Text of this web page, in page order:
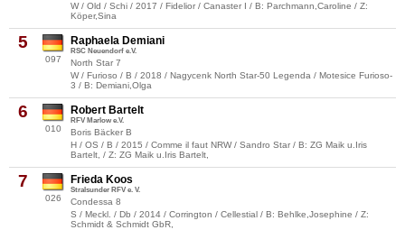
W / Old / Schi / 2017 / Fidelior / Canaster I / B: Parchmann,Caroline / Z:
Köper,Sina
5
097
Raphaela Demiani
RSC Neuendorf e.V.
North Star 7
W / Furioso / B / 2018 / Nagycenk North Star-50 Legenda / Motesice Furioso-
3 / B: Demiani,Olga
6
010
Robert Bartelt
RFV Marlow e.V.
Boris Bäcker B
H / OS / B / 2015 / Comme il faut NRW / Sandro Star / B: ZG Maik u.Iris
Bartelt, / Z: ZG Maik u.Iris Bartelt,
7
026
Frieda Koos
Stralsunder RFV e. V.
Condessa 8
S / Meckl. / Db / 2014 / Corrington / Cellestial / B: Behlke,Josephine / Z:
Schmidt & Schmidt GbR,